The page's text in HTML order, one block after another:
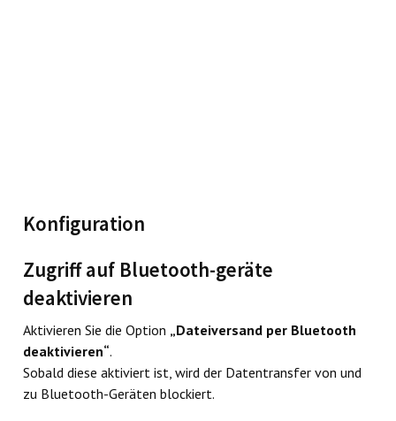
Konfiguration
Zugriff auf Bluetooth-geräte
deaktivieren
Aktivieren Sie die Option „Dateiversand per Bluetooth
deaktivieren“.
Sobald diese aktiviert ist, wird der Datentransfer von und
zu Bluetooth-Geräten blockiert.